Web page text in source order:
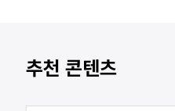
추천 콘텐츠